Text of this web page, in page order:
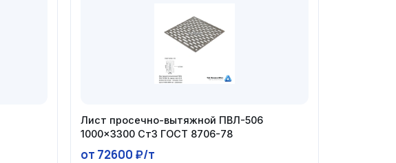
Лист просечно-вытяжной ПВЛ-506
1000×3300 Ст3 ГОСТ 8706-78
от 72600 ₽/т